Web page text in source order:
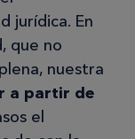
jurídica. En
que no
nuestra
a partir de
el